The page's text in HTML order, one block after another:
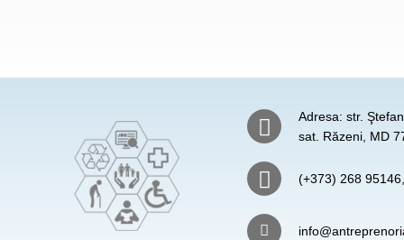
Adresa: str.
sat. Răzeni, MD
(+373) 268